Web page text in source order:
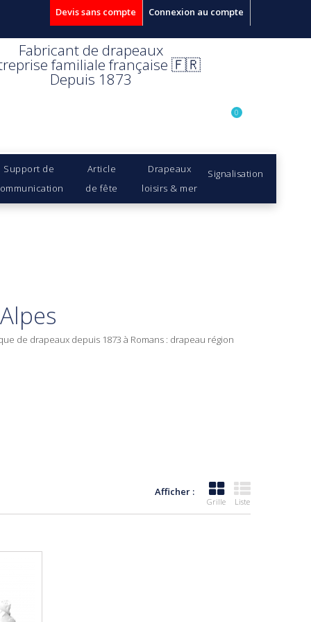
Connexion au compte
Devis sans compte
Fabricant de drapeaux
familiale française 🇫🇷
Depuis 1873
Support de
Article
de fête
Drapeaux
loisirs & mer
Signalisation
0
de drapeaux depuis 1873 à Romans : drapeau région
Afficher :
Grille Liste